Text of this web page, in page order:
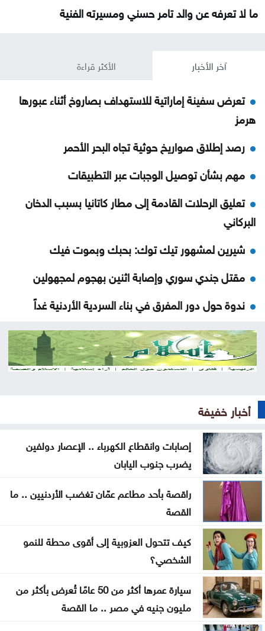
ما لا تعرفه عن والد تامر حسني ومسيرته الفنية
آخر الأخبار الأكثر قراءة
تعرض سفينة إماراتية للاستهداف بصاروخ أثناء عبورها
هرمز
رصد إطلاق صواريخ حوثية تجاه البحر الأحمر
مهم بشأن توصيل الوجبات عبر التطبيقات
تعليق الرحلات القادمة إلى مطار كاتانيا بسبب الدخان
البركاني
شيرين لمشهور تيك توك: بحبك وبموت فيك
مقتل جندي سوري وإصابة اثنين بهجوم لمجهولين
ندوة حول دور المفرق في بناء السردية الأردنية غداً
أولى رحلات طيران الجزيرة الكويتية تصل إلى مطار دير
الزور
ضبط اعتداءات جديدة على المياه في منطقة بيرين
دورة تدريبية بمركز البحوث الدوائية والتشخيصية في
عمان الاهلية حول الهندسة الطبية الحيوية
تحذير من إطلاق العيارات النارية وإغلاق الطرق باحتفالات
التوجيهي
التكنولوجيا الزراعية في عمان الأهلية تشارك بفعاليات
اليوم العالمي لمكافحة التصحر والجفاف 2026
هندسة عمان الأهلية تحصد المركز الأول بمسابقة
مشاريع النقل والمرور
2.8 مليار دينار قروض كشف الراتب منذ بداية العام
أخبار خفيفة
إصابات وانقطاع الكهرباء .. الإعصار دولفين
يضرب جنوب اليابان
راقصة بأحد مطاعم عمّان تغضب الأردنيين .. ما
القصة
كيف تتحول العزوبية إلى أقوى محطة للنمو
الشخصي؟
سيارة عمرها أكثر من 50 عامًا تُعرض بأكثر من
مليون جنيه في مصر .. ما القصة